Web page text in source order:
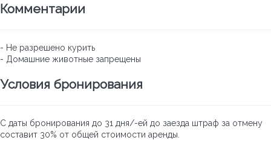
Комментарии
- Не разрешено курить
- Домашние животные запрещены
Условия бронирования
С даты бронирования до 31 дня/-ей до заезда штраф за отмену
составит 30% от общей стоимости аренды.